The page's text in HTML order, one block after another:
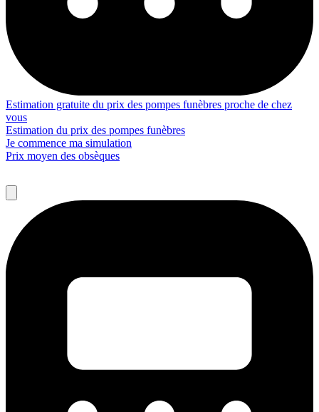
Estimation gratuite du prix des pompes funèbres proche de chez
vous
Estimation du prix des pompes funèbres
Je commence ma simulation
Prix moyen des obsèques